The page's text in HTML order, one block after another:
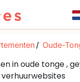
Oude-
in oude tonge ,
verhuurwebsites